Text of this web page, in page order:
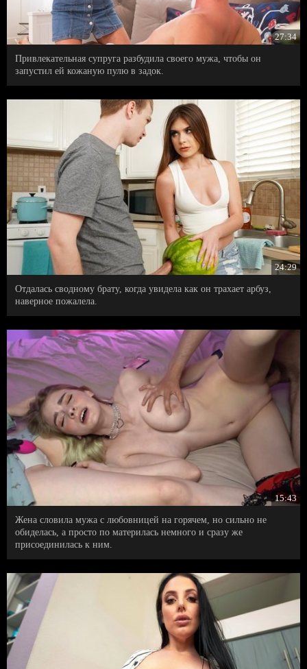
27:34
Привлекательная супруга разбудила своего мужа, чтобы он
запустил ей кожаную пулю в задок.
24:29
Отдалась сводному брату, когда увидела как он трахает арбуз,
наверное пожалела.
15:43
Жена словила мужа с любовницей на горячем, но сильно не
обиделась, а просто по материлась немного и сразу же
присоединилась к ним.